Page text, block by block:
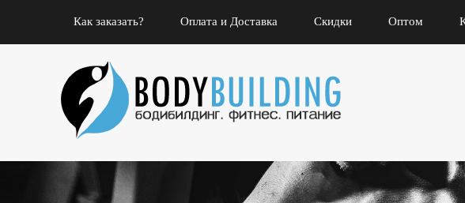
Как заказать? Оплата и Доставка Скидки Оптом